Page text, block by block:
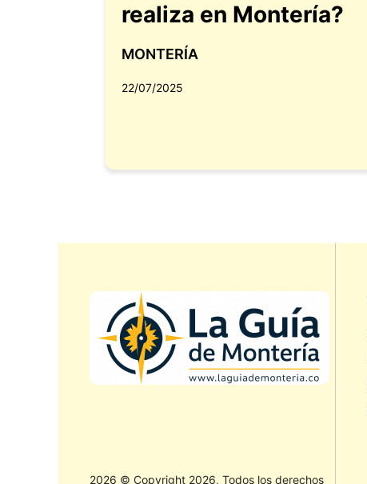
realiza en Montería?
MONTERÍA
22/07/2025
2026 © Copyright 2026, Todos los derechos